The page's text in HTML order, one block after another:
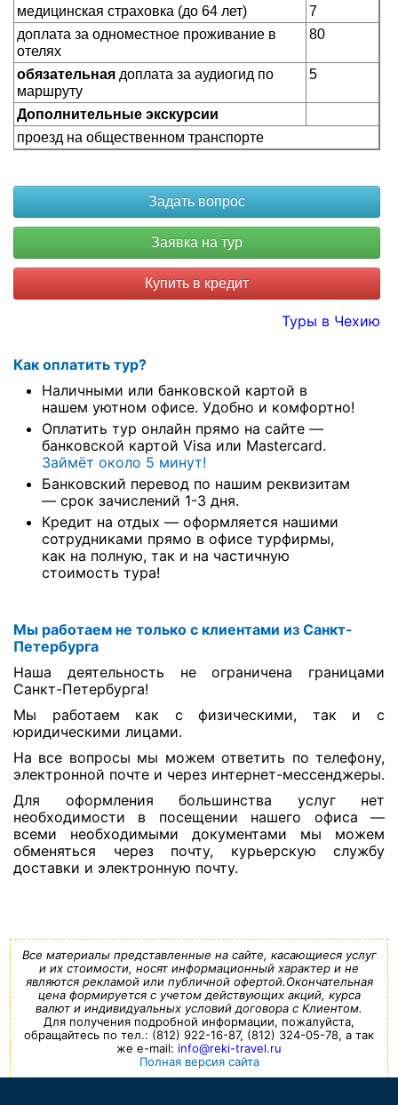
медицинская страховка (до 64 лет)
7
доплата за одноместное проживание в
отелях
80
обязательная доплата за аудиогид по
маршруту
5
Дополнительные экскурсии
проезд на общественном транспорте
Купить в кредит
Туры в Чехию
Как оплатить тур?
Наличными или банковской картой в
нашем уютном офисе. Удобно и комфортно!
Оплатить тур онлайн прямо на сайте —
банковской картой Visa или Mastercard.
Займёт около 5 минут!
Банковский перевод по нашим реквизитам
— срок зачислений 1-3 дня.
Кредит на отдых — оформляется нашими
сотрудниками прямо в офисе турфирмы,
как на полную, так и на частичную
стоимость тура!
Мы работаем не только с клиентами из Санкт-
Петербурга
Наша деятельность не ограничена границами
Санкт-Петербурга!
Мы работаем как с физическими, так и с
юридическими лицами.
На все вопросы мы можем ответить по телефону,
электронной почте и через интернет-мессенджеры.
Для оформления большинства услуг нет
необходимости в посещении нашего офиса —
всеми необходимыми документами мы можем
обменяться через почту, курьерскую службу
доставки и электронную почту.
Все материалы представленные на сайте, касающиеся услуг
и их стоимости, носят информационный характер и не
являются рекламой или публичной офертой.Окончательная
цена формируется с учетом действующих акций, курса
валют и индивидуальных условий договора с Клиентом.
Для получения подробной информации, пожалуйста,
обращайтесь по тел.: (812) 922-16-87, (812) 324-05-78, а так
же e-mail: info@reki-travel.ru
Полная версия сайта